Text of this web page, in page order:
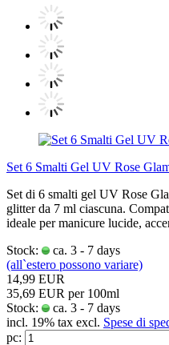
Set 6 Smalti Gel UV Rose
Set di 6 smalti gel UV Rose
glitter da 7 ml ciascuna.
ideale per manicure lucide,
Stock:
ca. 3 - 7 days
(all`estero possono variare)
14,99 EUR
35,69 EUR per 100ml
Stock:
ca. 3 - 7 days
incl. 19% tax excl. Spese di
pc: